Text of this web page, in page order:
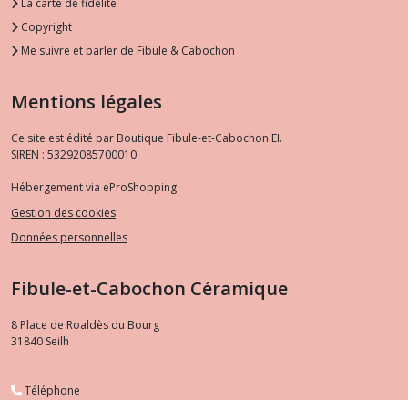
La carte de fidélité
Copyright
Me suivre et parler de Fibule & Cabochon
Mentions légales
Ce site est édité par Boutique Fibule-et-Cabochon EI.
SIREN : 53292085700010
Hébergement via eProShopping
Gestion des cookies
Données personnelles
Fibule-et-Cabochon Céramique
8 Place de Roaldès du Bourg
31840 Seilh
Téléphone